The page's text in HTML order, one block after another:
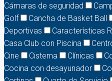
Cámaras de seguridad
Golf
Cancha de Basket Ball
Deportivas
Características
Casa Club con Piscina
Cine
Cisterna Clínicas
Cocina con desayunador